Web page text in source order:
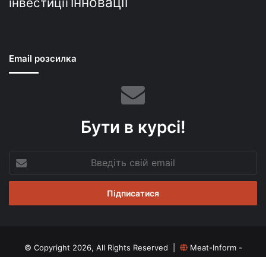
Email розсилка
Бути в курсі!
Введіть
свій
email
© Copyright 2026, All Rights Reserved |
Meat-Inform -